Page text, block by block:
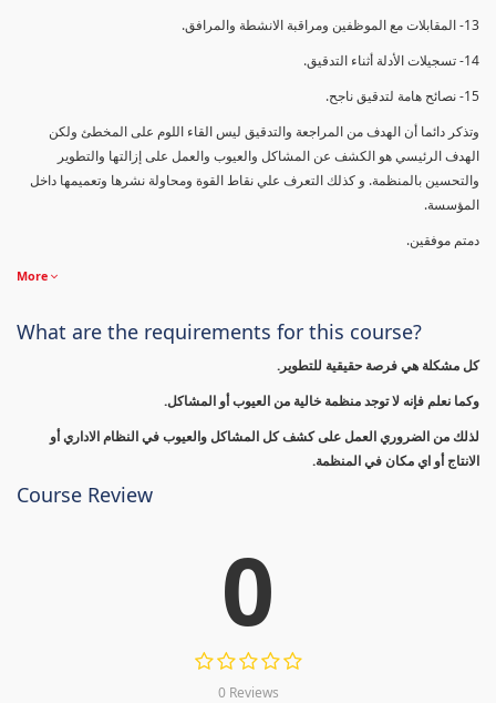
13- المقابلات مع الموظفين ومراقبة الانشطة والمرافق.
14- تسجيلات الأدلة أثناء التدقيق.
15- نصائح هامة لتدقيق ناجح.
وتذكر دائما أن الهدف من المراجعة والتدقيق ليس القاء اللوم على المخطئ ولكن
الهدف الرئيسي هو الكشف عن المشاكل والعيوب والعمل على إزالتها والتطوير
والتحسين بالمنظمة. و كذلك التعرف علي نقاط القوة ومحاولة نشرها وتعميمها داخل
المؤسسة.
دمتم موفقين.
More
What are the requirements for this course?
كل مشكلة هي فرصة حقيقية للتطوير.
وكما نعلم فإنه لا توجد منظمة خالية من العيوب أو المشاكل.
لذلك من الضروري العمل على كشف كل المشاكل والعيوب في النظام الاداري أو
الانتاج أو اي مكان في المنظمة.
Course Review
0
0 Reviews